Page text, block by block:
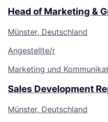
Head of Marketing &
Münster, Deutschland
Angestellte/r
Marketing und
Sales Development
Münster, Deutschland